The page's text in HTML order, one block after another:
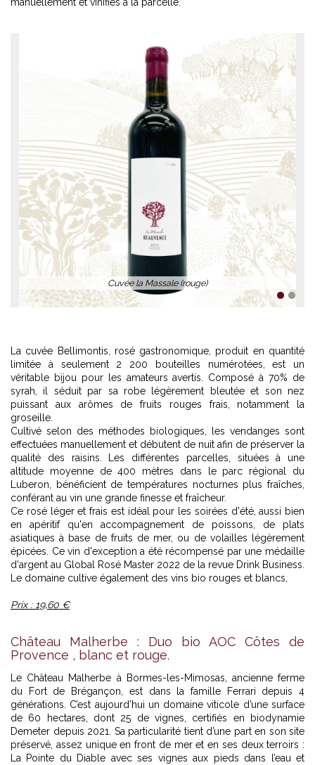
Cuvée la Massale (rouge)
1
La cuvée Bellimontis, rosé gastronomique, produit en quantité
limitée à seulement 2 200 bouteilles numérotées, est un
véritable bijou pour les amateurs avertis. Composé à 70% de
syrah, il séduit par sa robe légèrement bleutée et son nez
puissant aux arômes de fruits rouges frais, notamment la
groseille.
Cultivé selon des méthodes biologiques, les vendanges sont
effectuées manuellement et débutent de nuit afin de préserver la
qualité des raisins. Les différentes parcelles, situées à une
altitude moyenne de 400 mètres dans le parc régional du
Luberon, bénéficient de températures nocturnes plus fraîches,
conférant au vin une grande finesse et fraîcheur.
Ce rosé léger et frais est idéal pour les soirées d'été, aussi bien
en apéritif qu'en accompagnement de poissons, de plats
asiatiques à base de fruits de mer, ou de volailles légèrement
épicées. Ce vin d'exception a été récompensé par une médaille
d'argent au Global Rosé Master 2022 de la revue Drink Business.
Le domaine cultive également des vins bio rouges et blancs,
Prix : 19,60 €
Château Malherbe : Duo bio AOC Côtes de
Provence , blanc et rouge.
Le Château Malherbe à Bormes-les-Mimosas, ancienne ferme
du Fort de Brégançon, est dans la famille Ferrari depuis 4
générations. C’est aujourd’hui un domaine viticole d’une surface
de 60 hectares, dont 25 de vignes, certifiés en biodynamie
Demeter depuis 2021. Sa particularité tient d’une part en son site
préservé, assez unique en front de mer et en ses deux terroirs :
La Pointe du Diable avec ses vignes aux pieds dans l’eau et